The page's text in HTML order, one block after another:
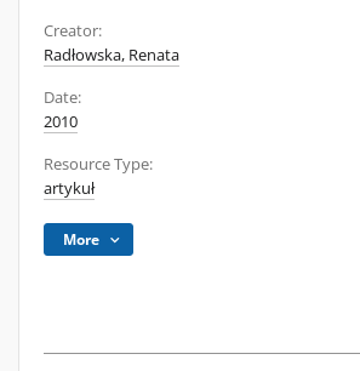
Creator:
Radłowska, Renata
Date:
2010
Resource Type:
artykuł
More